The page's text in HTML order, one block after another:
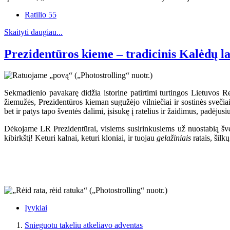
Ratilio 55
Skaityti daugiau...
Prezidentūros kieme – tradicinis Kalėdų
Sekmadienio pavakarę didžia istorine patirtimi turtingos Lietuvos
žiemužės, Prezidentūros kieman sugužėjo vilniečiai ir sostinės
bet ir patys tapo šventės dalimi, įsisukę į ratelius ir žaidimus,
Dėkojame LR Prezidentūrai, visiems susirinkusiems už nuostabią
kibirkštį! Keturi kalnai, keturi kloniai, ir tuojau gelažiniais ratais,
Įvykiai
Snieguotu takeliu atkeliavo adventas